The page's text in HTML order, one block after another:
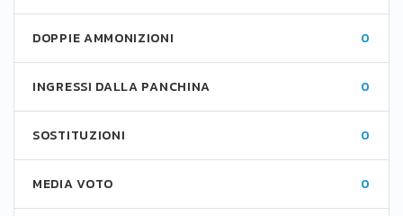
DOPPIE AMMONIZIONI 0
INGRESSI DALLA PANCHINA 0
SOSTITUZIONI 0
MEDIA VOTO 0